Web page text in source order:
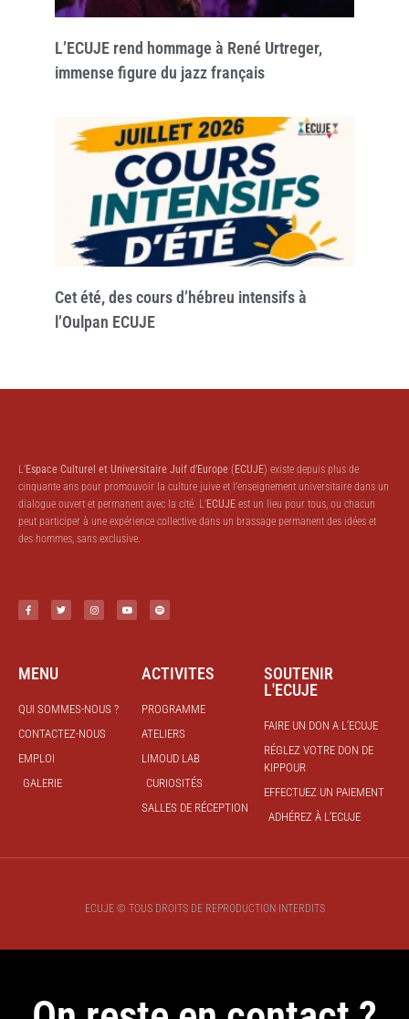
L’ECUJE rend hommage à René Urtreger,
immense figure du jazz français
Cet été, des cours d’hébreu intensifs à
l’Oulpan ECUJE
L’Espace Culturel et Universitaire Juif d’Europe ( ECUJE) existe depuis plus de
cinquante ans pour promouvoir la culture juive et l’enseignement universitaire dans un
dialogue ouvert et permanent avec la cité. L’ECUJE est un lieu pour tous, ou chacun
peut participer à une expérience collective dans un brassage permanent des idées et
des hommes, sans exclusive.
MENU
QUI SOMMES-NOUS ?
CONTACTEZ-NOUS
EMPLOI
GALERIE
ACTIVITES
PROGRAMME
ATELIERS
LIMOUD LAB
CURIOSITÉS
SALLES DE RÉCEPTION
SOUTENIR
L'ECUJE
FAIRE UN DON A L'ECUJE
RÉGLEZ VOTRE DON DE
KIPPOUR
EFFECTUEZ UN PAIEMENT
ADHÉREZ À L'ECUJE
ECUJE © TOUS DROITS DE REPRODUCTION INTERDITS